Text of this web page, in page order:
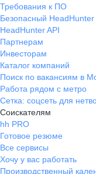
Требования к ПО
Безопасный HeadHunter
HeadHunter API
Партнерам
Инвесторам
Каталог компаний
Поиск по вакансиям в
Работа рядом с метро
Сетка: соцсеть для
Соискателям
hh PRO
Готовое резюме
Все сервисы
Хочу у вас работать
Производственный